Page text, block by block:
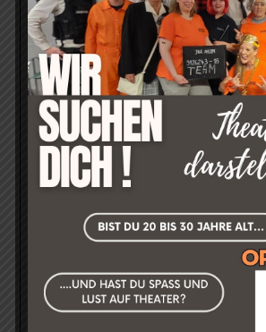
Kleiner Auszug:
»Wir waren das ertste Mal da und
nächste Jahr sind die Karten schon
Torsten R. am 02.11.2024 über "Residenz
Komödie in drei Akten von Winnie Abel".
»Das war ein toller unterhaltsamer
liebevolles Drumherum. Es ist suf
Empfehlung!! Weiter so!«
Stefanie H. am 01.11.2025 über "Stirb
Komödie in drei Akten von Hans Schimmel".
»Wir sind ja Mehrfachtäter.